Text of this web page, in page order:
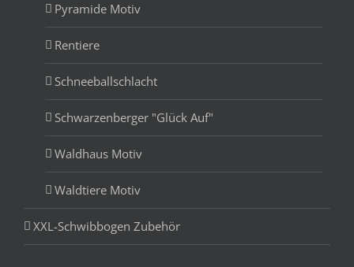
Pyramide Motiv
Rentiere
Schneeballschlacht
Schwarzenberger "Glück Auf"
Waldhaus Motiv
Waldtiere Motiv
XXL-Schwibbogen Zubehör